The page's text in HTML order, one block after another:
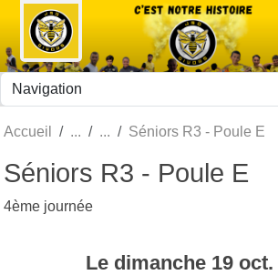
Accueil Séniors R3 - Poule E
Séniors R3 - Poule E
4ème journée
Le dimanche 19 oct.
Panneau de gestion des cookies